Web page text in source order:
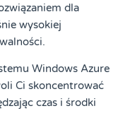
dla
wysokiej
Windows Azure
Ci skoncentrować
czas i środki